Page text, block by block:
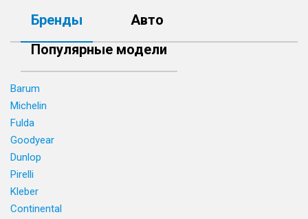
Бренды
Авто
Популярные модели
Barum
Michelin
Fulda
Goodyear
Dunlop
Pirelli
Kleber
Continental